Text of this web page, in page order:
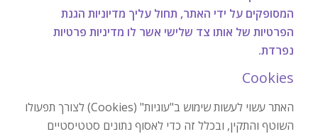
המסופקים על ידי האתר, תחול עליך מדיוניות הגנת
הפרטיות של אותו צד שלישי אשר לו מדיניות פרטיות
נפרדת.
Cookies
האתר עשוי לעשות שימוש ב"עוגיות" (Cookies) לצורך תפעולו
השוטף והתקין, ובכלל זה כדי לאסוף נתונים סטטיסטיים